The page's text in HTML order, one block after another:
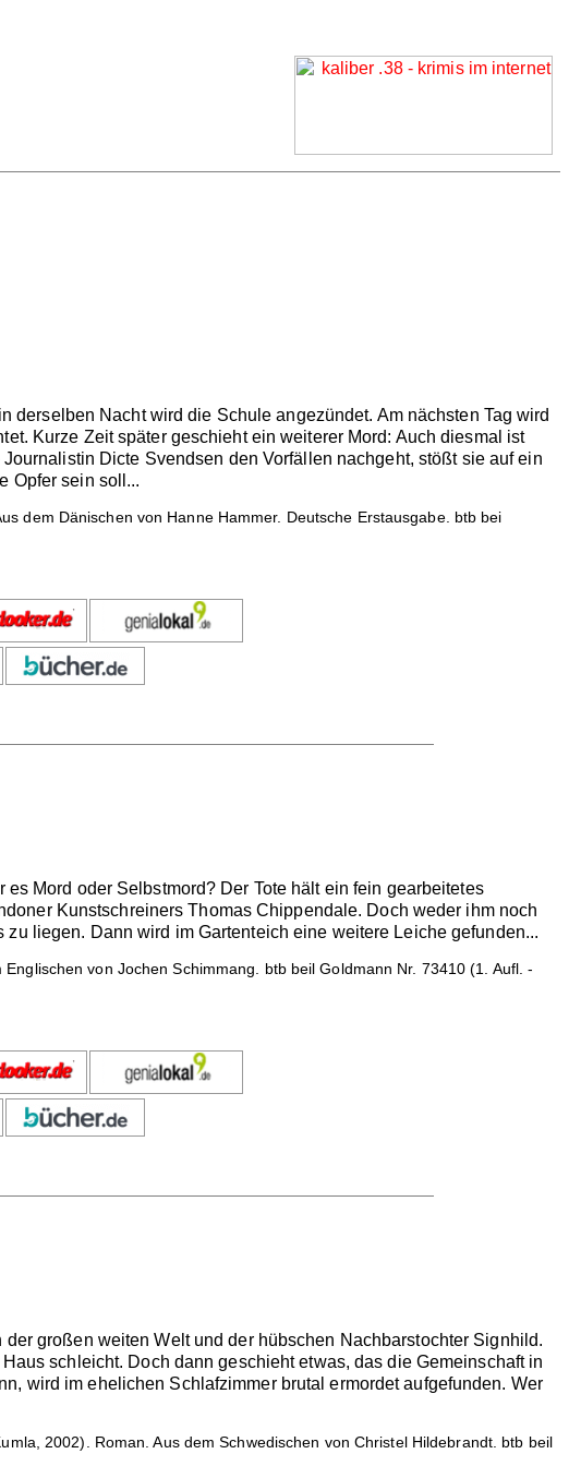
derselben Nacht wird die Schule angezündet. Am nächsten Tag wird
Kurze Zeit später geschieht ein weiterer Mord: Auch diesmal ist
Dicte Svendsen den Vorfällen nachgeht, stößt sie auf ein
Opfer sein soll...
dem Dänischen von Hanne Hammer. Deutsche Erstausgabe. btb bei
Mord oder Selbstmord? Der Tote hält ein fein gearbeitetes
Kunstschreiners Thomas Chippendale. Doch weder ihm noch
liegen. Dann wird im Gartenteich eine weitere Leiche gefunden...
von Jochen Schimmang. btb beil Goldmann Nr. 73410 (1. Aufl. -
großen weiten Welt und der hübschen Nachbarstochter Signhild.
schleicht. Doch dann geschieht etwas, das die Gemeinschaft in
wird im ehelichen Schlafzimmer brutal ermordet aufgefunden. Wer
2002). Roman. Aus dem Schwedischen von Christel Hildebrandt. btb beil